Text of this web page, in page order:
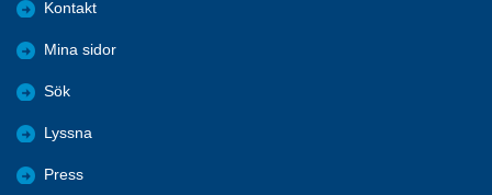
Kontakt
Mina sidor
Sök
Lyssna
Press